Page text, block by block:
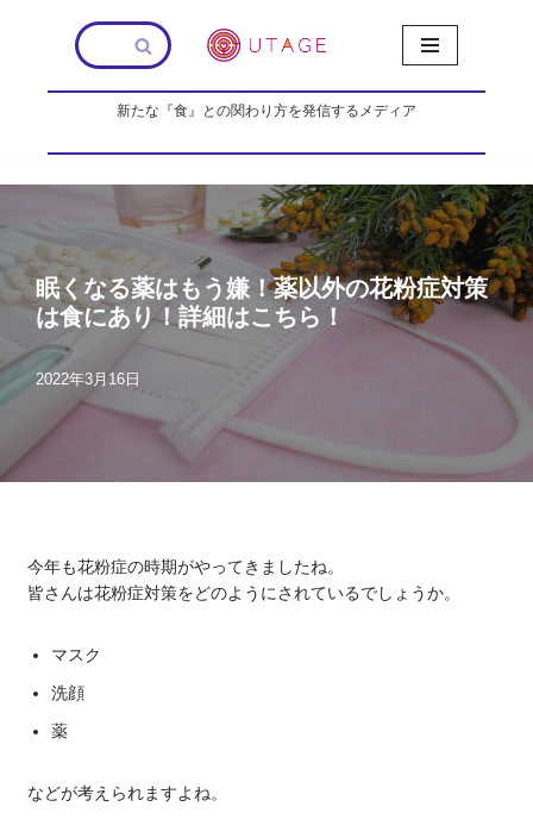
ッ
プ
新たな『食』との関わり方を発信するメディア
眠くなる薬はもう嫌！薬以外の花粉症対策
は食にあり！詳細はこちら！
2022年3月16日
今年も花粉症の時期がやってきましたね。
皆さんは花粉症対策をどのようにされているでしょうか。
マスク
洗顔
薬
などが考えられますよね。